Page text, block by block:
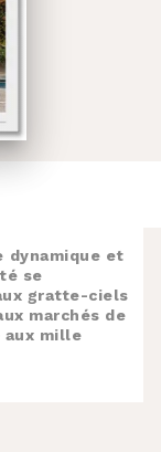
dynamique et
se
gratte-ciels
marchés de
aux mille